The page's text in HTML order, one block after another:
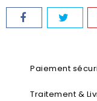
Paiement
Traitement &